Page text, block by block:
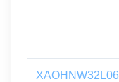
XAOHNW32L06